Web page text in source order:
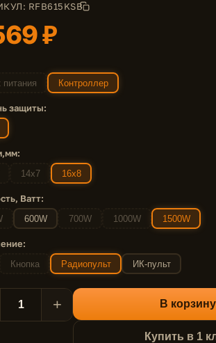
RFB615KSB
₽
питания Контроллер
защиты:
14x7 16x8
Ватт:
600W 700W 1000W 1500W
Кнопка Радиопульт ИК-пульт
+ В корзину
Купить в 1